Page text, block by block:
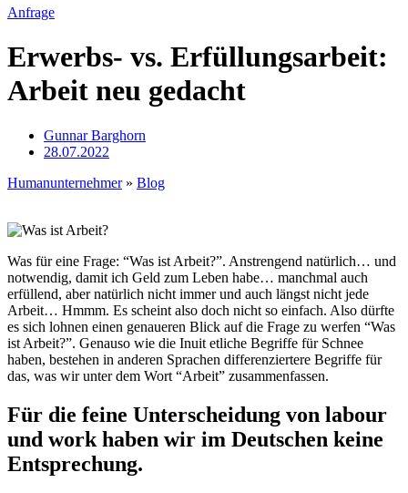
Anfrage
Erwerbs- vs. Erfüllungsarbeit:
Arbeit neu gedacht
Gunnar Barghorn
28.07.2022
Humanunternehmer» Blog
Was für eine Frage: “Was ist Arbeit?”. Anstrengend natürlich… und
notwendig, damit ich Geld zum Leben habe… manchmal auch
erfüllend, aber natürlich nicht immer und auch längst nicht jede
Arbeit… Hmmm. Es scheint also doch nicht so einfach. Also dürfte
es sich lohnen einen genaueren Blick auf die Frage zu werfen “Was
ist Arbeit?”. Genauso wie die Inuit etliche Begriffe für Schnee
haben, bestehen in anderen Sprachen differenziertere Begriffe für
das, was wir unter dem Wort “Arbeit” zusammenfassen.
Für die feine Unterscheidung von labour
und work haben wir im Deutschen keine
Entsprechung.